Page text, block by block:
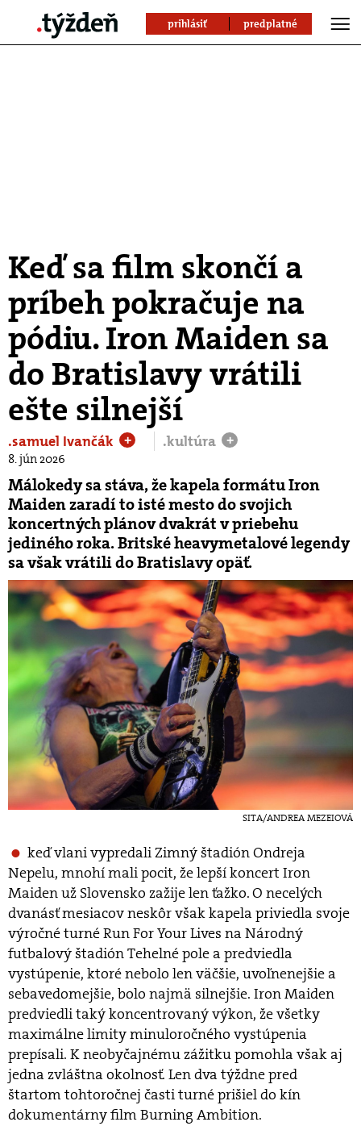
prihlásiť predplatné
Keď sa film skončí a
príbeh pokračuje na
pódiu. Iron Maiden sa
do Bratislavy vrátili
ešte silnejší
.samuel Ivančák + .kultúra +
8. jún 2026
Málokedy sa stáva, že kapela formátu Iron
Maiden zaradí to isté mesto do svojich
koncertných plánov dvakrát v priebehu
jediného roka. Britské heavymetalové legendy
sa však vrátili do Bratislavy opäť.
SITA/ANDREA MEZEIOVÁ
keď vlani vypredali Zimný štadión Ondreja
Nepelu, mnohí mali pocit, že lepší koncert Iron
Maiden už Slovensko zažije len ťažko. O necelých
dvanásť mesiacov neskôr však kapela priviedla svoje
výročné turné Run For Your Lives na Národný
futbalový štadión Tehelné pole a predviedla
vystúpenie, ktoré nebolo len väčšie, uvoľnenejšie a
sebavedomejšie, bolo najmä silnejšie. Iron Maiden
predviedli taký koncentrovaný výkon, že všetky
maximálne limity minuloročného vystúpenia
prepísali. K neobyčajnému zážitku pomohla však aj
jedna zvláštna okolnosť. Len dva týždne pred
štartom tohtoročnej časti turné prišiel do kín
dokumentárny film Burning Ambition.